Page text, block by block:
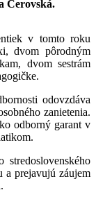
Cerovská.
v tomto roku
dvom pôrodným
dvom sestrám
odovzdáva
zanietenia.
odborný garant v
a prejavujú záujem